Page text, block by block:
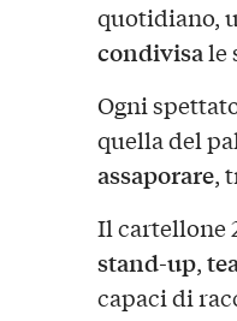
quotidiano,
condivisale
Ogni
quella del
assaporare,
Il cartellone
stand-up,
capaci di